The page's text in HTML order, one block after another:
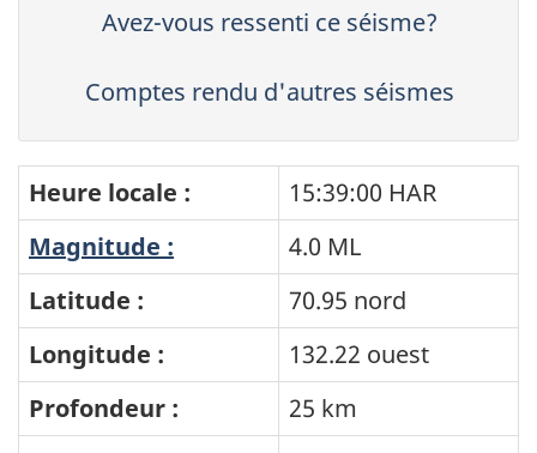
Avez-vous ressenti ce séisme?
Comptes rendu d'autres séismes
Heure locale :
15:39:00 HAR
Magnitude :
4.0 ML
Latitude :
70.95 nord
Longitude :
132.22 ouest
Profondeur :
25 km